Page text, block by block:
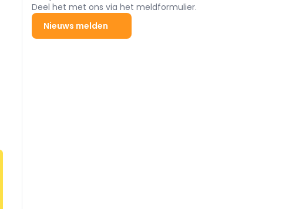
Deel het met ons via het meldformulier.
Nieuws melden